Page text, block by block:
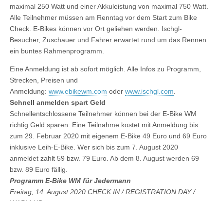
maximal 250 Watt und einer Akkuleistung von maximal 750 Watt.
Alle Teilnehmer müssen am Renntag vor dem Start zum Bike
Check. E-Bikes können vor Ort geliehen werden. Ischgl-
Besucher, Zuschauer und Fahrer erwartet rund um das Rennen
ein buntes Rahmenprogramm.
Eine Anmeldung ist ab sofort möglich. Alle Infos zu Programm,
Strecken, Preisen und
Anmeldung: www.ebikewm.com oder www.ischgl.com
Schnell anmelden spart Geld
Schnellentschlossene Teilnehmer können bei der E-Bike WM
richtig Geld sparen: Eine Teilnahme kostet mit Anmeldung bis
zum 29. Februar 2020 mit eigenem E-Bike 49 Euro und 69 Euro
inklusive Leih-E-Bike. Wer sich bis zum 7. August 2020
anmeldet zahlt 59 bzw. 79 Euro. Ab dem 8. August werden 69
bzw. 89 Euro fällig.
Programm E-Bike WM für Jedermann
Freitag, 14. August 2020 CHECK IN / REGISTRATION DAY /